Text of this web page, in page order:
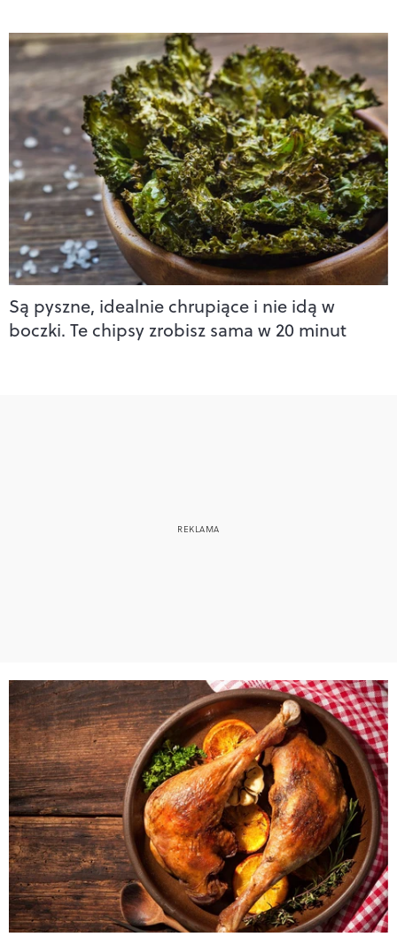
Są pyszne, idealnie chrupiące i nie idą w
boczki. Te chipsy zrobisz sama w 20 minut